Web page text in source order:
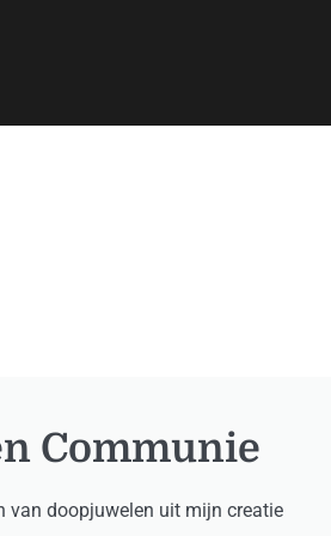
Communie
van doopjuwelen uit mijn creatie